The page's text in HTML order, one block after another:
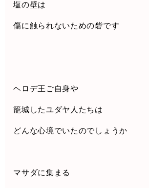
塩の壁は
傷に触られないための砦です
ヘロデ王ご自身や
籠城したユダヤ人たちは
どんな心境でいたのでしょうか
マサダに集まる